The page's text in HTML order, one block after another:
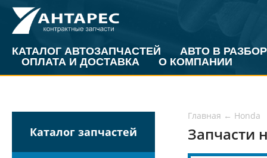
КАТАЛОГ АВТОЗАПЧАСТЕЙ
АВТО В РАЗБОР
ОПЛАТА И ДОСТАВКА
О КОМПАНИИ
Каталог запчастей
Главная ← Honda
Запчасти